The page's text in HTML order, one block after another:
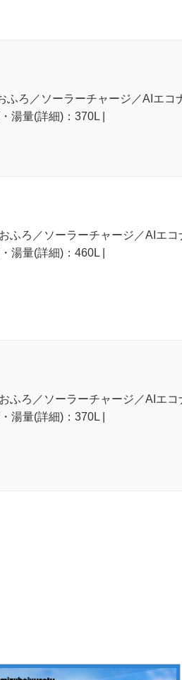
ろ／ソーラーチャージ／AIエコ
湯量(詳細)：370L |
ふろ／ソーラーチャージ／AIエコ
湯量(詳細)：460L |
ふろ／ソーラーチャージ／AIエコ
湯量(詳細)：370L |